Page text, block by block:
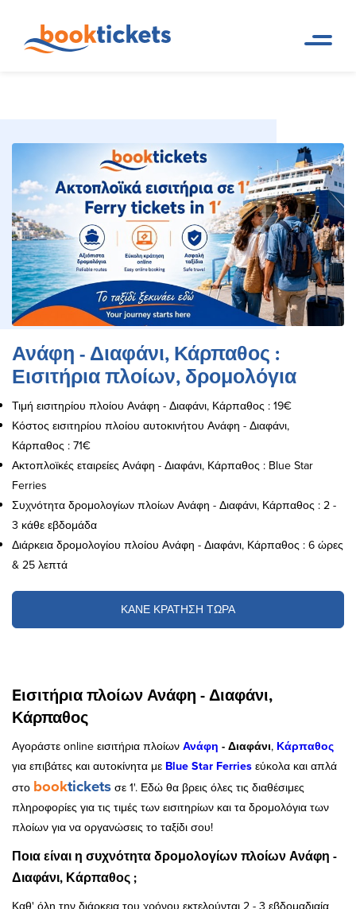
και εισιτήρια πλοίων
Εισιτήρια πλοίων, δρομολόγια
Ανάφη - Διαφάνι, Κάρπαθος :
Εισιτήρια πλοίων, δρομολόγια
Τιμή εισιτηρίου πλοίου Ανάφη - Διαφάνι, Κάρπαθος : 19€
Κόστος εισιτηρίου πλοίου αυτοκινήτου Ανάφη - Διαφάνι,
Κάρπαθος : 71€
Ακτοπλοϊκές εταιρείες Ανάφη - Διαφάνι, Κάρπαθος : Blue Star
Ferries
Συχνότητα δρομολογίων πλοίων Ανάφη - Διαφάνι, Κάρπαθος : 2 -
3 κάθε εβδομάδα
Διάρκεια δρομολογίου πλοίου Ανάφη - Διαφάνι, Κάρπαθος : 6 ώρες
& 25 λεπτά
ΚΑΝΕ ΚΡΑΤΗΣΗ ΤΩΡΑ
Eισιτήρια πλοίων Ανάφη - Διαφάνι,
Κάρπαθος
Αγοράστε οnline εισιτήρια πλοίων Ανάφη - Διαφάνι, Κάρπαθος
για επιβάτες και αυτοκίνητα με Blue Star Ferries εύκολα και απλά
στο booktickets σε 1'. Εδώ θα βρεις όλες τις διαθέσιμες
πληροφορίες για τις τιμές των εισιτηρίων και τα δρομολόγια των
πλοίων για να οργανώσεις το ταξίδι σου!
Ποια είναι η συχνότητα δρομολογίων πλοίων Ανάφη -
Διαφάνι, Κάρπαθος ;
Καθ' όλη την διάρκεια του χρόνου εκτελούνται 2 - 3 εβδομαδιαία